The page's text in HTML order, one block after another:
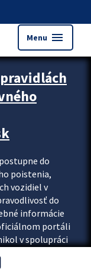
Menu menu
do
poistenia,
vozidiel v
do
informácie
portáli
v spolupráci
vnútra SR.